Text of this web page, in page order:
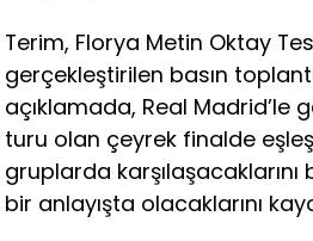
Terim, Florya Metin Oktay
gerçekleştirilen basın
açıklamada, Real Madrid’le
turu olan çeyrek finalde
gruplarda
bir anlayışta olacaklarını